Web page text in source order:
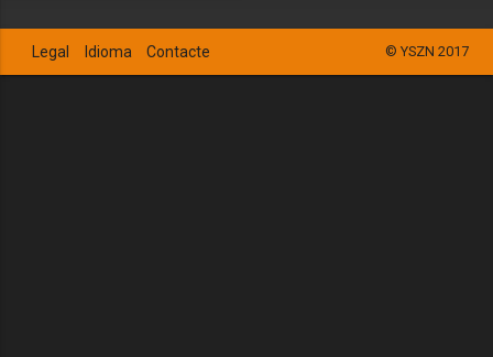
© YSZN 2017
Legal Idioma Contacte